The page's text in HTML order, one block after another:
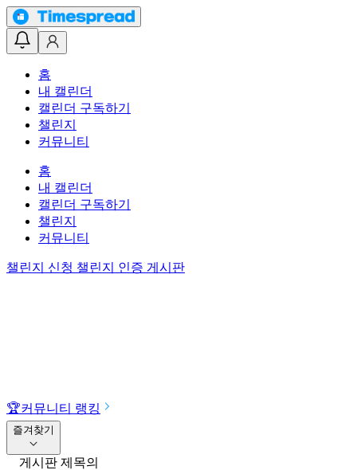
홈
내 캘린더
캘린더 구독하기
챌린지
커뮤니티
홈
내 캘린더
캘린더 구독하기
챌린지
커뮤니티
챌린지 신청 챌린지 인증 게시판
🏆커뮤니티 랭킹
즐겨찾기
게시판 제목의